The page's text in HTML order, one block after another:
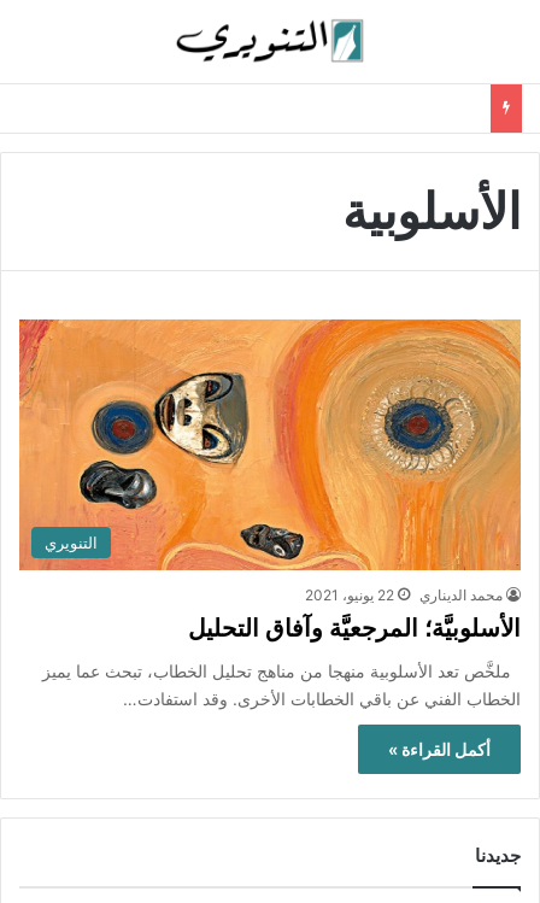
الأسلوبية
التنويري
محمد الديناري 22 يونيو، 2021
الأسلوبيَّة؛ المرجعيَّة وآفاق التحليل
ملخَّص تعد الأسلوبية منهجا من مناهج تحليل الخطاب، تبحث عما يميز
الخطاب الفني عن باقي الخطابات الأخرى. وقد استفادت…
أكمل القراءة »
جديدنا